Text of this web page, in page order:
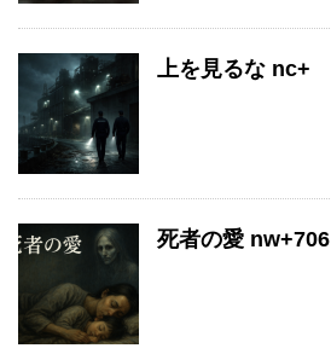
上を見るな nc+
死者の愛 nw+706